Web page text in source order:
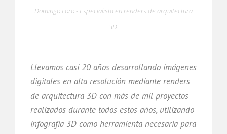
Domingo Loro - Especialista en renders de arquitectura
3D.
Llevamos casi 20 años desarrollando imágenes
digitales en alta resolución mediante renders
de arquitectura 3D con más de mil proyectos
realizados durante todos estos años, utilizando
infografía 3D como herramienta necesaria para